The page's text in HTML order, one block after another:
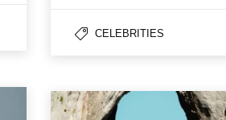
CELEBRITIES